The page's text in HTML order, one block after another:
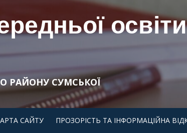
освіти
РАЙОНУ СУМСЬКОЇ
САЙТУ ПРОЗОРІСТЬ ТА ІНФОРМАЦІЙНА